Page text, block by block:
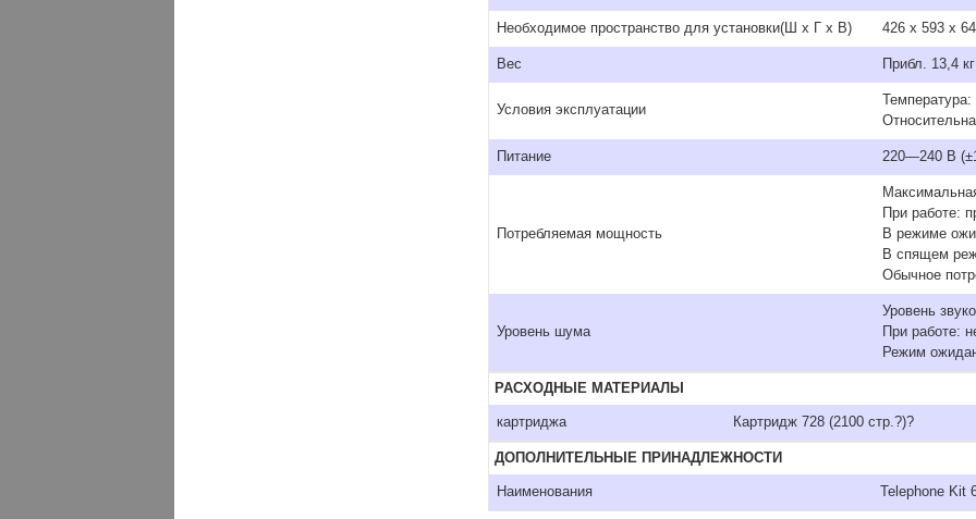
Необходимое пространство для установки(Ш x Г x В) 426 x 593 x
Вес Прибл. 13,4 кг
Условия эксплуатации
Питание 220—240 В
Потребляемая мощность
При работе:
В режиме
В спящем
Обычное
Уровень шума
Уровень
При работе:
Режим
РАСХОДНЫЕ МАТЕРИАЛЫ
картриджа Картридж 728 (2100 стр.?)?
ДОПОЛНИТЕЛЬНЫЕ ПРИНАДЛЕЖНОСТИ
Наименования Telephone Kit